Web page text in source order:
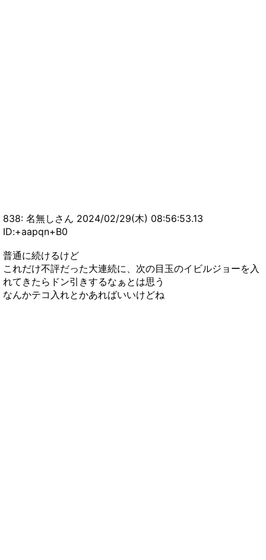
838: 名無しさん 2024/02/29(木) 08:56:53.13
ID:+aapqn+B0
普通に続けるけど
これだけ不評だった大連続に、次の目玉のイビルジョーを入
れてきたらドン引きするなぁとは思う
なんかテコ入れとかあればいいけどね